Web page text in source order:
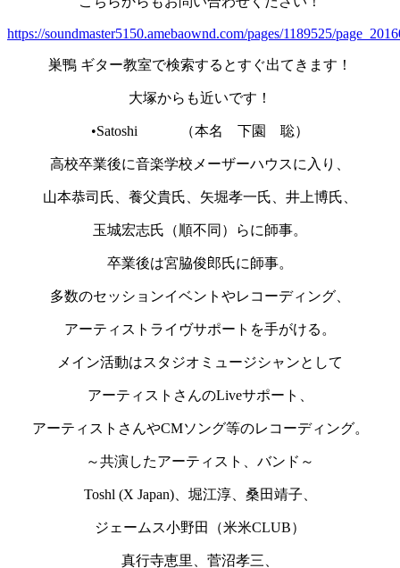
https://soundmaster5150.amebaownd.com/pages/1189525/
巣鴨 ギター教室で検索するとすぐ出てきます！
大塚からも近いです！
•Satoshi （本名 下園 聡）
高校卒業後に音楽学校メーザーハウスに入り、
山本恭司氏、養父貴氏、矢堀孝一氏、井上博氏、
玉城宏志氏（順不同）らに師事。
卒業後は宮脇俊郎氏に師事。
多数のセッションイベントやレコーディング、
アーティストライヴサポートを手がける。
メイン活動はスタジオミュージシャンとして
アーティストさんのLiveサポート、
アーティストさんやCMソング等のレコーディング。
～共演したアーティスト、バンド～
Toshl (X Japan)、堀江淳、桑田靖子、
ジェームス小野田（米米CLUB）
真行寺恵里、菅沼孝三、